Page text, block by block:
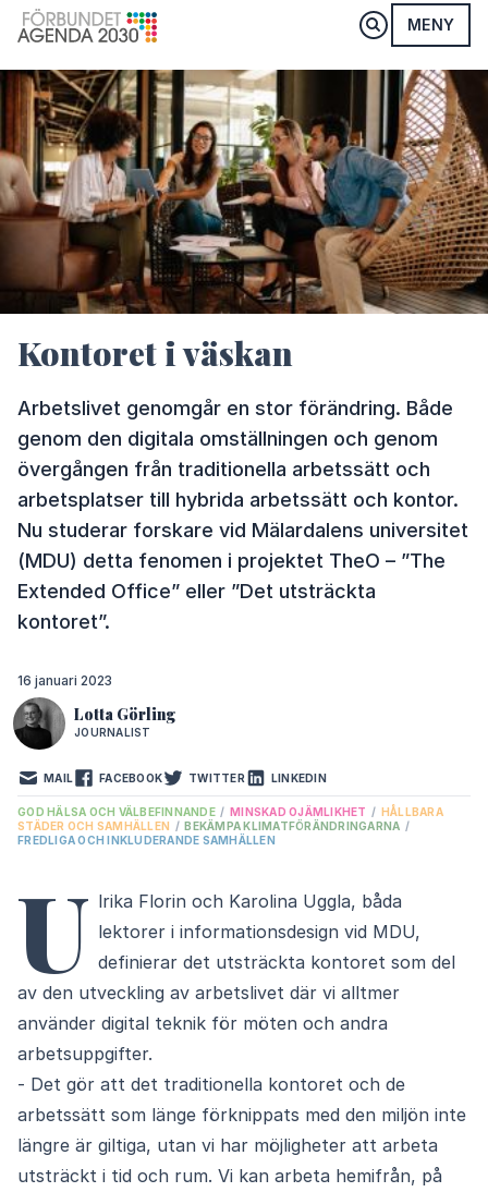
MENY
Kontoret i väskan
Arbetslivet genomgår en stor förändring. Både
genom den digitala omställningen och genom
övergången från traditionella arbetssätt och
arbetsplatser till hybrida arbetssätt och kontor.
Nu studerar forskare vid Mälardalens universitet
(MDU) detta fenomen i projektet TheO – ”The
Extended Office” eller ”Det utsträckta
kontoret”.
16 januari 2023
Lotta Görling
JOURNALIST
MAIL FACEBOOK TWITTER LINKEDIN
GOD HÄLSA OCH VÄLBEFINNANDE / MINSKAD OJÄMLIKHET / HÅLLBARA
STÄDER OCH SAMHÄLLEN / BEKÄMPA KLIMATFÖRÄNDRINGARNA /
FREDLIGA OCH INKLUDERANDE SAMHÄLLEN
U lrika Florin och Karolina Uggla, båda
lektorer i informationsdesign vid MDU,
definierar det utsträckta kontoret som del
av den utveckling av arbetslivet där vi alltmer
använder digital teknik för möten och andra
arbetsuppgifter.
- Det gör att det traditionella kontoret och de
arbetssätt som länge förknippats med den miljön inte
längre är giltiga, utan vi har möjligheter att arbeta
utsträckt i tid och rum. Vi kan arbeta hemifrån, på